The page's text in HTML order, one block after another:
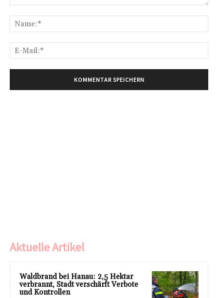
Aktuelle Artikel
Waldbrand bei Hanau: 2,5 Hektar
verbrannt, Stadt verschärft Verbote
und Kontrollen